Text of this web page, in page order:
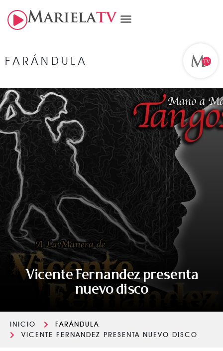
FARÁNDULA
Vicente Fernandez presenta
nuevo disco
INICIO
FARÁNDULA
VICENTE FERNANDEZ PRESENTA NUEVO DISCO